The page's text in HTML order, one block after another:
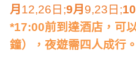
月 12,26 日 ;9月 9,23 日 ;10
*17:00前到達酒店，可
鐘），夜遊需四人成行。